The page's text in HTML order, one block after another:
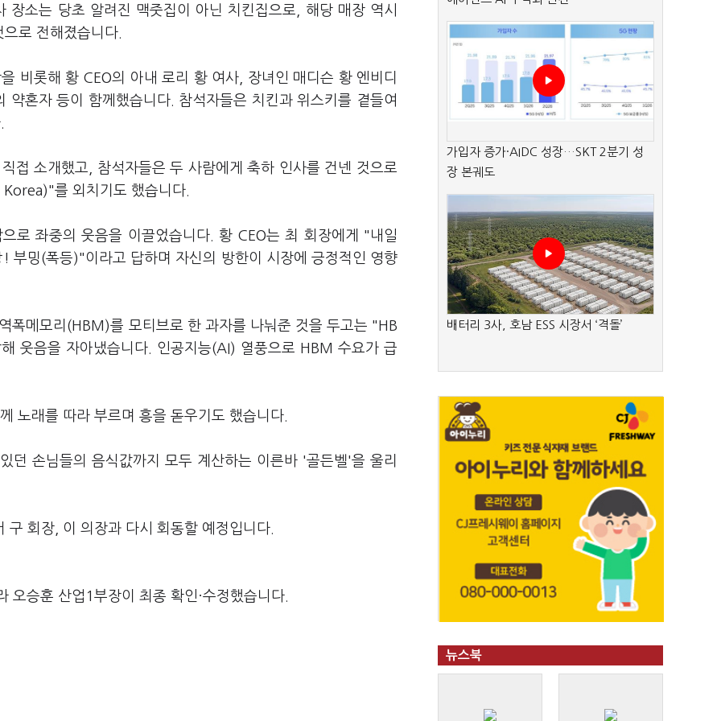
소는 당초 알려진 맥줏집이 아닌 치킨집으로, 해당 매장 역시
로 전해졌습니다.
비롯해 황 CEO의 아내 로리 황 여사, 장녀인 매디슨 황 엔비디
약혼자 등이 함께했습니다. 참석자들은 치킨과 위스키를 곁들여
접 소개했고, 참석자들은 두 사람에게 축하 인사를 건넨 것으로
를 외치기도 했습니다.
로 좌중의 웃음을 이끌었습니다. 황 CEO는 최 회장에게 "내일
부밍(폭등)"이라고 답하며 자신의 방한이 시장에 긍정적인 영향
폭메모리(HBM)를 모티브로 한 과자를 나눠준 것을 두고는 "HB
웃음을 자아냈습니다. 인공지능(AI) 열풍으로 HBM 수요가 급
노래를 따라 부르며 흥을 돋우기도 했습니다.
던 손님들의 음식값까지 모두 계산하는 이른바 '골든벨'을 울리
회장, 이 의장과 다시 회동할 예정입니다.
오승훈 산업1부장이 최종 확인·수정했습니다.
가입자 증가·AIDC 성장…SKT 2분기 성
장 본궤도
배터리 3사, 호남 ESS 시장서 ‘격돌’
뉴스북